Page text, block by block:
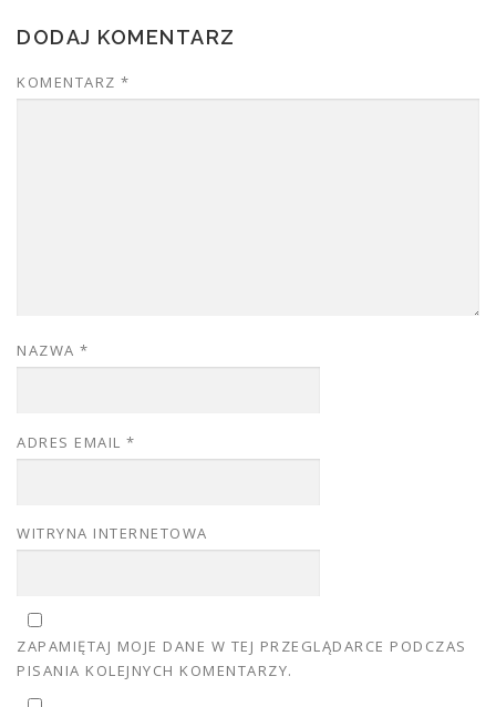
DODAJ KOMENTARZ
KOMENTARZ *
NAZWA *
ADRES EMAIL *
WITRYNA INTERNETOWA
ZAPAMIĘTAJ MOJE DANE W TEJ PRZEGLĄDARCE PODCZAS
PISANIA KOLEJNYCH KOMENTARZY.